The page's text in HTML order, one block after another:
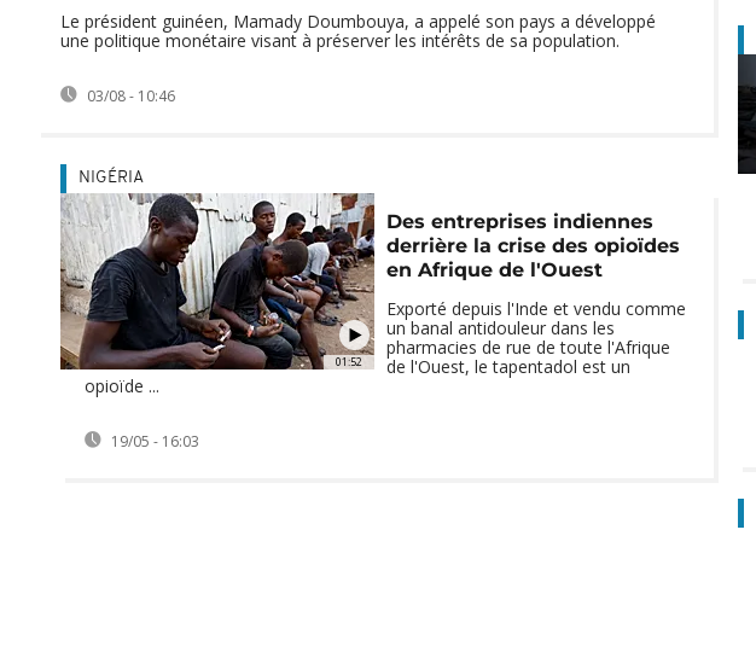
Le président guinéen, Mamady Doumbouya, a appelé son pays a développé
une politique monétaire visant à préserver les intérêts de sa population.
03/08 - 10:46
01:52
NIGÉRIA
Des entreprises indiennes
derrière la crise des opioïdes
en Afrique de l'Ouest
Exporté depuis l'Inde et vendu comme
un banal antidouleur dans les
pharmacies de rue de toute l'Afrique
de l'Ouest, le tapentadol est un
opioïde ...
19/05 - 16:03